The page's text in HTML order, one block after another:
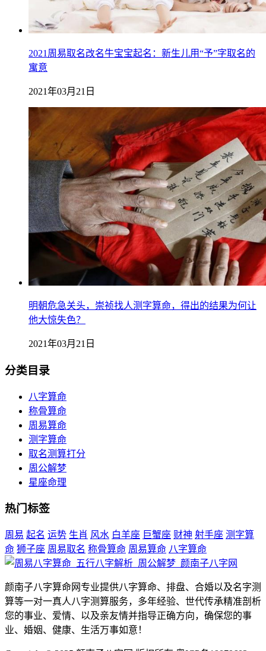
2021周易取名改名牛宝宝起名：新生儿用“予”字取名的
寓意
2021年03月21日
明朝危急关头，崇祯找人测字算命，得出的结果为何让
他大惊失色？
2021年03月21日
分类目录
八字算命
称骨算命
周易算命
测字算命
取名测算打分
周公解梦
星座命理
热门标签
周易 起名 运势 生肖 风水 白羊座 巨蟹座 财神 射手座 测字算
命 狮子座 周易取名 称骨算命 周易算命 八字算命
颜南子八字算命网专业提供八字算命、排盘、合婚以及名字测
算等一对一真人八字测算服务，多年经验、世代传承精准剖析
您的事业、爱情、以及亲友情并指导正确方向，确保您的事
业、婚姻、健康、生活万事如意！